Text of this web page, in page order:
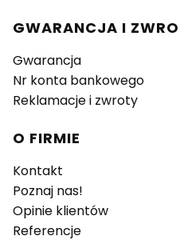
GWARANCJA I
Gwarancja
Nr konta bankowego
Reklamacje i zwroty
O FIRMIE
Kontakt
Poznaj nas!
Opinie klientów
Referencje